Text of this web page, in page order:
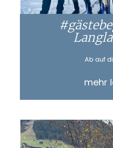
Ab auf
mehr